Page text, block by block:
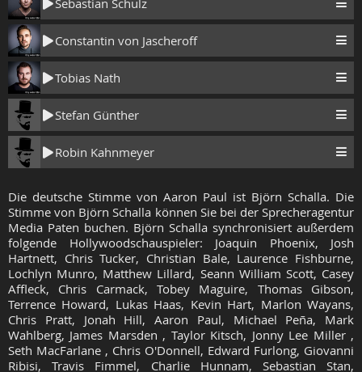
Sebastian Schulz
Constantin von Jascheroff
Tobias Nath
Stefan Günther
Robin Kahnmeyer
Die deutsche Stimme von Aaron Paul ist Björn Schalla. Die
Stimme von Björn Schalla können Sie bei der Sprecheragentur
Media Paten buchen. Björn Schalla synchronisiert außerdem
folgende Hollywoodschauspieler: Joaquin Phoenix, Josh
Hartnett, Chris Tucker, Christian Bale, Laurence Fishburne,
Lochlyn Munro, Matthew Lillard, Seann William Scott, Casey
Affleck, Chris Carmack, Tobey Maguire, Thomas Gibson,
Terrence Howard, Lukas Haas, Kevin Hart, Marlon Wayans,
Chris Pratt, Jonah Hill, Aaron Paul, Michael Peña, Mark
Wahlberg, James Marsden , Taylor Kitsch, Jonny Lee Miller ,
Seth MacFarlane , Chris O'Donnell, Edward Furlong, Giovanni
Ribisi, Travis Fimmel, Charlie Hunnam, Sebastian Stan,